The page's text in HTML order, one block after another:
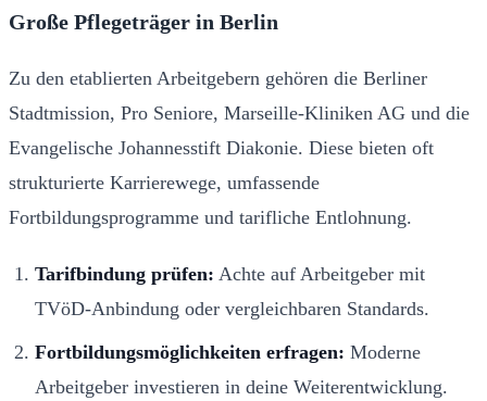
Große Pflegeträger in Berlin
Zu den etablierten Arbeitgebern gehören die Berliner
Stadtmission, Pro Seniore, Marseille-Kliniken AG und die
Evangelische Johannesstift Diakonie. Diese bieten oft
strukturierte Karrierewege, umfassende
Fortbildungsprogramme und tarifliche Entlohnung.
Tarifbindung prüfen: Achte auf Arbeitgeber mit
TVöD-Anbindung oder vergleichbaren Standards.
Fortbildungsmöglichkeiten erfragen: Moderne
Arbeitgeber investieren in deine Weiterentwicklung.